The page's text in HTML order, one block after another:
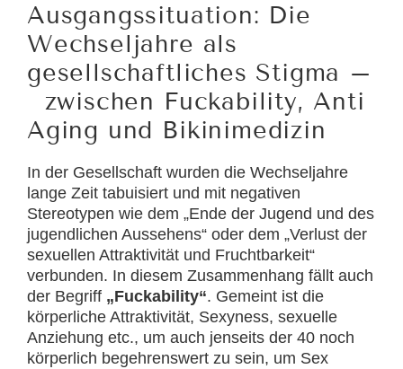
Ausgangssituation: Die
Wechseljahre als
gesellschaftliches Stigma –
zwischen Fuckability, Anti
Aging und Bikinimedizin
In der Gesellschaft wurden die Wechseljahre
lange Zeit tabuisiert und mit negativen
Stereotypen wie dem „Ende der Jugend und des
jugendlichen Aussehens“ oder dem „Verlust der
sexuellen Attraktivität und Fruchtbarkeit“
verbunden. In diesem Zusammenhang fällt auch
der Begriff „Fuckability“. Gemeint ist die
körperliche Attraktivität, Sexyness, sexuelle
Anziehung etc., um auch jenseits der 40 noch
körperlich begehrenswert zu sein, um Sex